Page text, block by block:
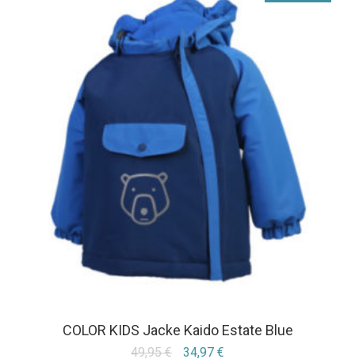
COLOR KIDS Jacke Kaido Estate Blue
49,95€ 34,97 €